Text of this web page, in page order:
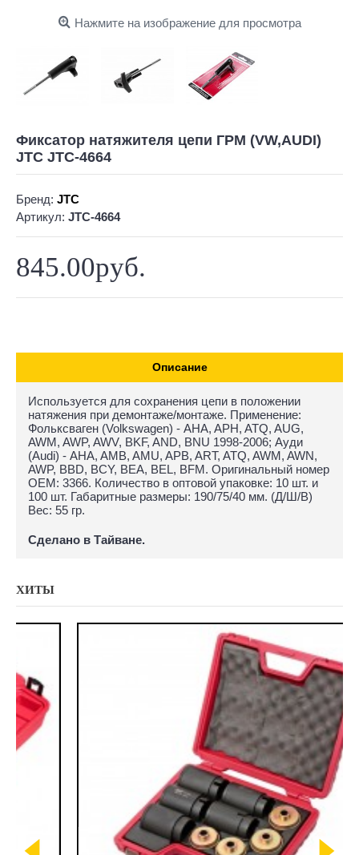
Нажмите на изображение для просмотра
Фиксатор натяжителя цепи ГРМ (VW,AUDI)
JTC JTC-4664
Бренд: JTC
Артикул: JTC-4664
845.00руб.
Описание
Используется для сохранения цепи в положении
натяжения при демонтаже/монтаже. Применение:
Фольксваген (Volkswagen) - AHA, APH, ATQ, AUG,
AWM, AWP, AWV, BKF, AND, BNU 1998-2006; Ауди
(Audi) - AHA, AMB, AMU, APB, ART, ATQ, AWM, AWN,
AWP, BBD, BCY, BEA, BEL, BFM. Оригинальный номер
ОЕМ: 3366. Количество в оптовой упаковке: 10 шт. и
100 шт. Габаритные размеры: 190/75/40 мм. (Д/Ш/В)
Вес: 55 гр.
Сделано в Тайване.
ХИТЫ